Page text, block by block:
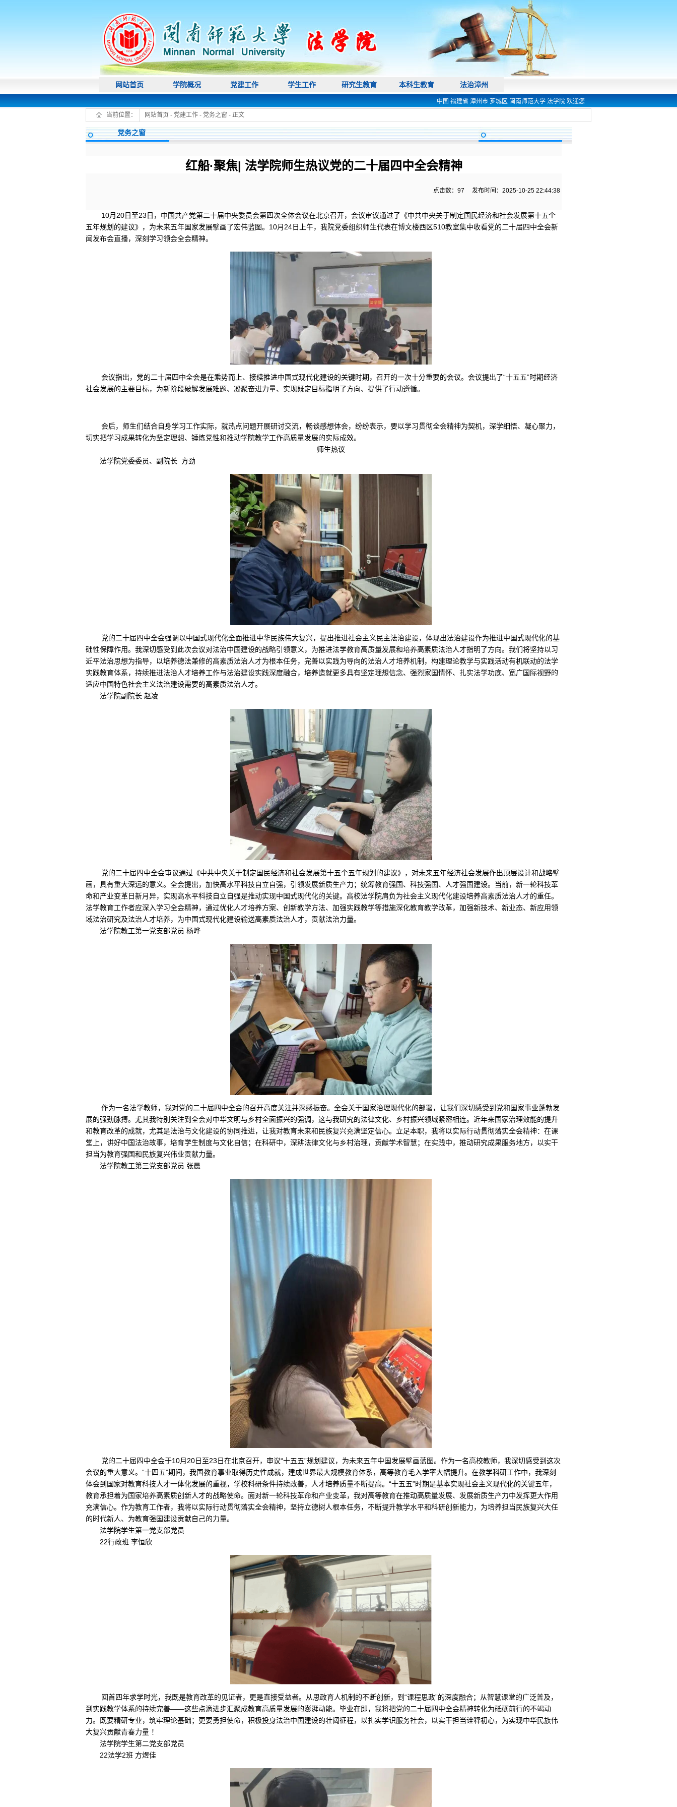
网站首页 学院概况 党建工作 学生工作 研究生教育 本科生教育 法治漳州
中国 福建省 漳州市 芗城区 闽南师范大学 法学院 欢迎您! 电话 0596-2591444 今天是
当前位置：
网站首页 - 党建工作 - 党务之窗 - 正文
党务之窗
红船·聚焦| 法学院师生热议党的二十届四中全会精神
点击数： 97 发布时间：2025-10-25 22:44:38
10月20日至23日，中国共产党第二十届中央委员会第四次全体会议在北京召开，会议审议通过了《中共中央关于制定国民经济和社会发展第十五个
五年规划的建议》，为未来五年国家发展擘画了宏伟蓝图。10月24日上午，我院党委组织师生代表在博文楼西区510教室集中收看党的二十届四中全会新
闻发布会直播，深刻学习领会全会精神。
会议指出，党的二十届四中全会是在乘势而上、接续推进中国式现代化建设的关键时期，召开的一次十分重要的会议。会议提出了“十五五”时期经济
社会发展的主要目标，为新阶段破解发展难题、凝聚奋进力量、实现既定目标指明了方向、提供了行动遵循。
会后，师生们结合自身学习工作实际，就热点问题开展研讨交流，畅谈感想体会，纷纷表示，要以学习贯彻全会精神为契机，深学细悟、凝心聚力，
切实把学习成果转化为坚定理想、锤炼党性和推动学院教学工作高质量发展的实际成效。
师生热议
法学院党委委员、副院长 方劲
党的二十届四中全会强调以中国式现代化全面推进中华民族伟大复兴，提出推进社会主义民主法治建设，体现出法治建设作为推进中国式现代化的基
础性保障作用。我深切感受到此次会议对法治中国建设的战略引领意义，为推进法学教育高质量发展和培养高素质法治人才指明了方向。我们将坚持以习
近平法治思想为指导，以培养德法兼修的高素质法治人才为根本任务，完善以实践为导向的法治人才培养机制，构建理论教学与实践活动有机联动的法学
实践教育体系，持续推进法治人才培养工作与法治建设实践深度融合，培养造就更多具有坚定理想信念、强烈家国情怀、扎实法学功底、宽广国际视野的
适应中国特色社会主义法治建设需要的高素质法治人才。
法学院副院长 赵凌
党的二十届四中全会审议通过《中共中央关于制定国民经济和社会发展第十五个五年规划的建议》，对未来五年经济社会发展作出顶层设计和战略擘
画，具有重大深远的意义。全会提出，加快高水平科技自立自强，引领发展新质生产力；统筹教育强国、科技强国、人才强国建设。当前，新一轮科技革
命和产业变革日新月异，实现高水平科技自立自强是推动实现中国式现代化的关键。高校法学院肩负为社会主义现代化建设培养高素质法治人才的重任。
法学教育工作者应深入学习全会精神，通过优化人才培养方案、创新教学方法、加强实践教学等措施深化教育教学改革，加强新技术、新业态、新应用领
域法治研究及法治人才培养，为中国式现代化建设输送高素质法治人才，贡献法治力量。
法学院教工第一党支部党员 杨晔
作为一名法学教师，我对党的二十届四中全会的召开高度关注并深感振奋。全会关于国家治理现代化的部署，让我们深切感受到党和国家事业蓬勃发
展的强劲脉搏。尤其我特别关注到全会对中华文明与乡村全面振兴的强调，这与我研究的法律文化、乡村振兴领域紧密相连。近年来国家治理效能的提升
和教育改革的成就，尤其是法治与文化建设的协同推进，让我对教育未来和民族复兴充满坚定信心。立足本职，我将以实际行动贯彻落实全会精神：在课
堂上，讲好中国法治故事，培育学生制度与文化自信；在科研中，深耕法律文化与乡村治理，贡献学术智慧；在实践中，推动研究成果服务地方，以实干
担当为教育强国和民族复兴伟业贡献力量。
法学院教工第三党支部党员 张晨
党的二十届四中全会于10月20日至23日在北京召开，审议“十五五”规划建议，为未来五年中国发展擘画蓝图。作为一名高校教师，我深切感受到这次
会议的重大意义。“十四五”期间，我国教育事业取得历史性成就，建成世界最大规模教育体系，高等教育毛入学率大幅提升。在教学科研工作中，我深刻
体会到国家对教育科技人才一体化发展的重视，学校科研条件持续改善，人才培养质量不断提高。“十五五”时期是基本实现社会主义现代化的关键五年，
教育承担着为国家培养高素质创新人才的战略使命。面对新一轮科技革命和产业变革，我对高等教育在推动高质量发展、发展新质生产力中发挥更大作用
充满信心。作为教育工作者，我将以实际行动贯彻落实全会精神，坚持立德树人根本任务，不断提升教学水平和科研创新能力，为培养担当民族复兴大任
的时代新人、为教育强国建设贡献自己的力量。
法学院学生第一党支部党员
22行政班 李恒欣
回首四年求学时光，我既是教育改革的见证者，更是直接受益者。从思政育人机制的不断创新，到“课程思政”的深度融合；从智慧课堂的广泛普及，
到实践教学体系的持续完善——这些点滴进步汇聚成教育高质量发展的澎湃动能。毕业在即，我将把党的二十届四中全会精神转化为砥砺前行的不竭动
力。既要精研专业，筑牢理论基础；更要勇担使命，积极投身法治中国建设的壮阔征程，以扎实学识服务社会，以实干担当诠释初心，为实现中华民族伟
大复兴贡献青春力量 ！
法学院学生第二党支部党员
22法学2班 方煜佳